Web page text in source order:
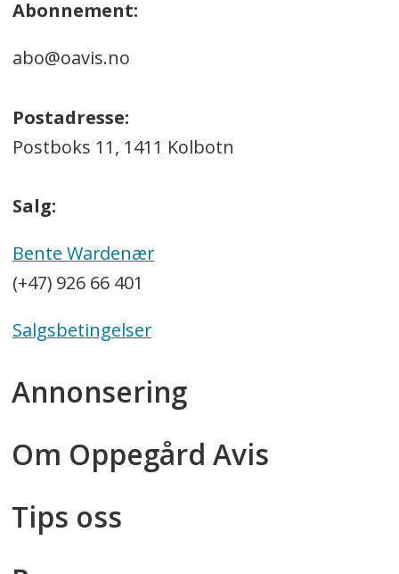
Abonnement:
abo@oavis.no
Postadresse:
Postboks 11, 1411 Kolbotn
Salg:
Bente Wardenær
(+47) 926 66 401
Salgsbetingelser
Annonsering
Om Oppegård Avis
Tips oss